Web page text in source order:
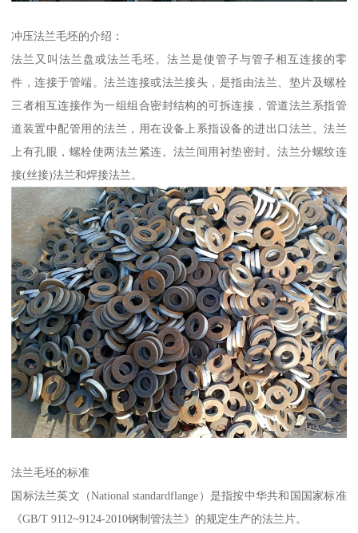
冲压法兰毛坯的介绍：
法兰又叫法兰盘或法兰毛坯。法兰是使管子与管子相互连接的零
件，连接于管端。法兰连接或法兰接头，是指由法兰、垫片及螺栓
三者相互连接作为一组组合密封结构的可拆连接，管道法兰系指管
道装置中配管用的法兰，用在设备上系指设备的进出口法兰。法兰
上有孔眼，螺栓使两法兰紧连。法兰间用衬垫密封。法兰分螺纹连
接(丝接)法兰和焊接法兰。
法兰毛坯的标准
国标法兰英文（National standardflange）是指按中华共和国国家标准
《GB/T 9112~9124-2010钢制管法兰》的规定生产的法兰片。